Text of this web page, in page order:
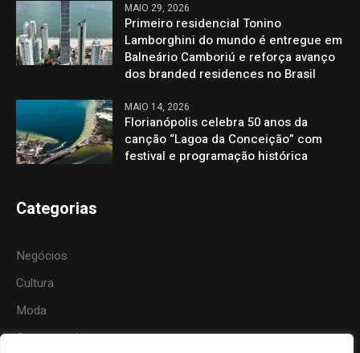
MAIO 29, 2026
Primeiro residencial Tonino
Lamborghini do mundo é entregue em
Balneário Camboriú e reforça avanço
dos branded residences no Brasil
MAIO 14, 2026
Florianópolis celebra 50 anos da
canção “Lagoa da Conceição” com
festival e programação histórica
Categorias
Negócios
Cultura
Moda
Gastronomia